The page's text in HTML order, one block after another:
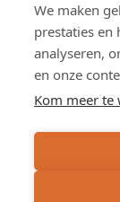
We maken
prestaties en
analyseren,
en onze
Kom meer te